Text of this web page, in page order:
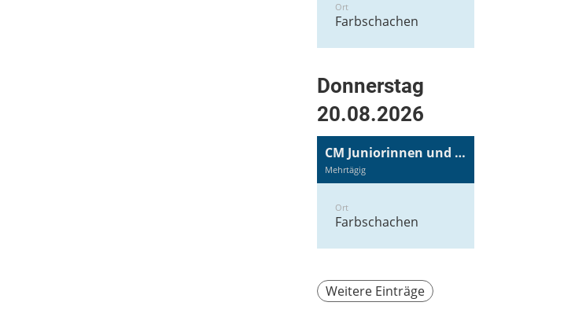
Ort
Farbschachen
Donnerstag
20.08.2026
CM Juniorinnen und Junioren
Mehrtägig
Ort
Farbschachen
Weitere Einträge